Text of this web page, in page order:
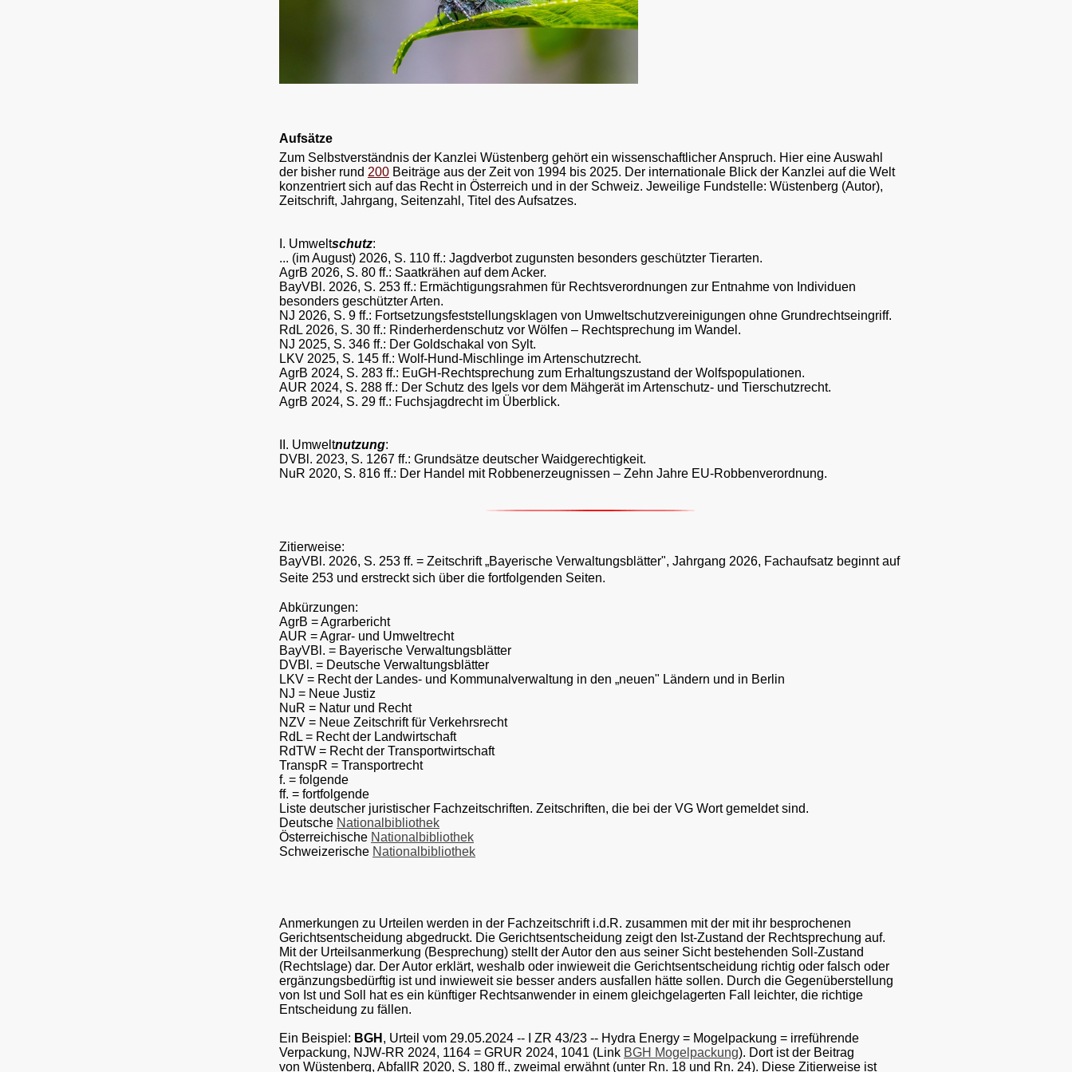
Aufsätze
Zum Selbstverständnis der Kanzlei Wüstenberg gehört ein wissenschaftlicher Anspruch. Hier eine Auswahl
der bisher rund 200 Beiträge aus der Zeit von 1994 bis 2025. Der internationale Blick der Kanzlei auf die Welt
konzentriert sich auf das Recht in Österreich und in der Schweiz. Jeweilige Fundstelle: Wüstenberg (Autor),
Zeitschrift, Jahrgang, Seitenzahl, Titel des Aufsatzes.
I. Umweltschutz:
... (im August) 2026, S. 110 ff.: Jagdverbot zugunsten besonders geschützter Tierarten.
AgrB 2026, S. 80 ff.: Saatkrähen auf dem Acker.
BayVBl. 2026, S. 253 ff.: Ermächtigungsrahmen für Rechtsverordnungen zur Entnahme von Individuen
besonders geschützter Arten.
NJ 2026, S. 9 ff.: Fortsetzungsfeststellungsklagen von Umweltschutzvereinigungen ohne Grundrechtseingriff.
RdL 2026, S. 30 ff.: Rinderherdenschutz vor Wölfen – Rechtsprechung im Wandel.
NJ 2025, S. 346 ff.: Der Goldschakal von Sylt.
LKV 2025, S. 145 ff.: Wolf-Hund-Mischlinge im Artenschutzrecht.
AgrB 2024, S. 283 ff.: EuGH-Rechtsprechung zum Erhaltungszustand der Wolfspopulationen.
AUR 2024, S. 288 ff.: Der Schutz des Igels vor dem Mähgerät im Artenschutz- und Tierschutzrecht.
AgrB 2024, S. 29 ff.: Fuchsjagdrecht im Überblick.
II. Umweltnutzung:
DVBl. 2023, S. 1267 ff.: Grundsätze deutscher Waidgerechtigkeit.
NuR 2020, S. 816 ff.: Der Handel mit Robbenerzeugnissen – Zehn Jahre EU-Robbenverordnung.
Zitierweise:
BayVBl. 2026, S. 253 ff. = Zeitschrift„Bayerische Verwaltungsblätter", Jahrgang 2026, Fachaufsatz beginnt auf
Seite 253 und erstreckt sich über die fortfolgenden Seiten.
Abkürzungen:
AgrB = Agrarbericht
AUR = Agrar- und Umweltrecht
BayVBl. = Bayerische Verwaltungsblätter
DVBl. = Deutsche Verwaltungsblätter
LKV = Recht der Landes- und Kommunalverwaltung in den „neuen" Ländern und in Berlin
NJ = Neue Justiz
NuR = Natur und Recht
NZV = Neue Zeitschrift für Verkehrsrecht
RdL = Recht der Landwirtschaft
RdTW = Recht der Transportwirtschaft
TranspR = Transportrecht
f. = folgende
ff. = fortfolgende
Liste deutscher juristischer Fachzeitschriften. Zeitschriften, die bei der VG Wort gemeldet sind.
Deutsche Nationalbibliothek
Österreichische Nationalbibliothek
Schweizerische Nationalbibliothek
Anmerkungen zu Urteilen werden in der Fachzeitschrift i.d.R. zusammen mit der mit ihr besprochenen
Gerichtsentscheidung abgedruckt. Die Gerichtsentscheidung zeigt den Ist-Zustand der Rechtsprechung auf.
Mit der Urteilsanmerkung (Besprechung) stellt der Autor den aus seiner Sicht bestehenden Soll-Zustand
(Rechtslage) dar. Der Autor erklärt, weshalb oder inwieweit die Gerichtsentscheidung richtig oder falsch oder
ergänzungsbedürftig ist und inwieweit sie besser anders ausfallen hätte sollen. Durch die Gegenüberstellung
von Ist und Soll hat es ein künftiger Rechtsanwender in einem gleichgelagerten Fall leichter, die richtige
Entscheidung zu fällen.
Ein Beispiel: BGH , Urteil vom 29.05.2024 -- I ZR 43/23 -- Hydra Energy = Mogelpackung = irreführende
Verpackung, NJW-RR 2024, 1164 = GRUR 2024, 1041 (Link BGH Mogelpackung). Dort ist der Beitrag
von Wüstenberg, AbfallR 2020, S. 180 ff., zweimal erwähnt (unter Rn. 18 und Rn. 24). Diese Zitierweise ist